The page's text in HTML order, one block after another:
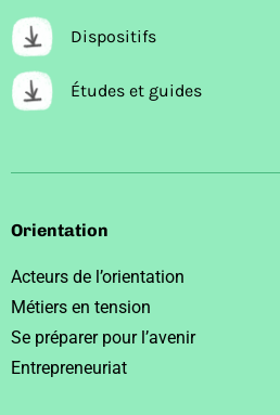
Dispositifs
Études et guides
Orientation
Acteurs de l’orientation
Métiers en tension
Se préparer pour l’avenir
Entrepreneuriat